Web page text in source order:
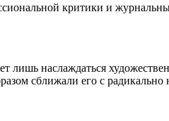
критики и
лишь наслаждаться
сближали его с